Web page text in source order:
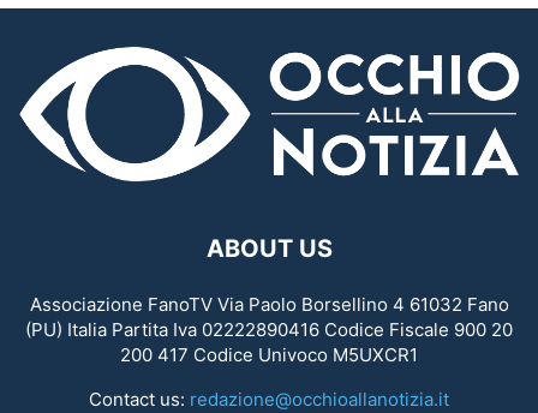
ABOUT US
Associazione FanoTV Via Paolo Borsellino 4 61032 Fano
(PU) Italia Partita Iva 02222890416 Codice Fiscale 900 20
200 417 Codice Univoco M5UXCR1
Contact us: redazione@occhioallanotizia.it